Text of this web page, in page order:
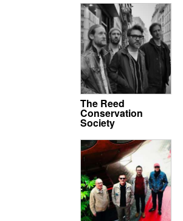
The Reed
Conservation
Society